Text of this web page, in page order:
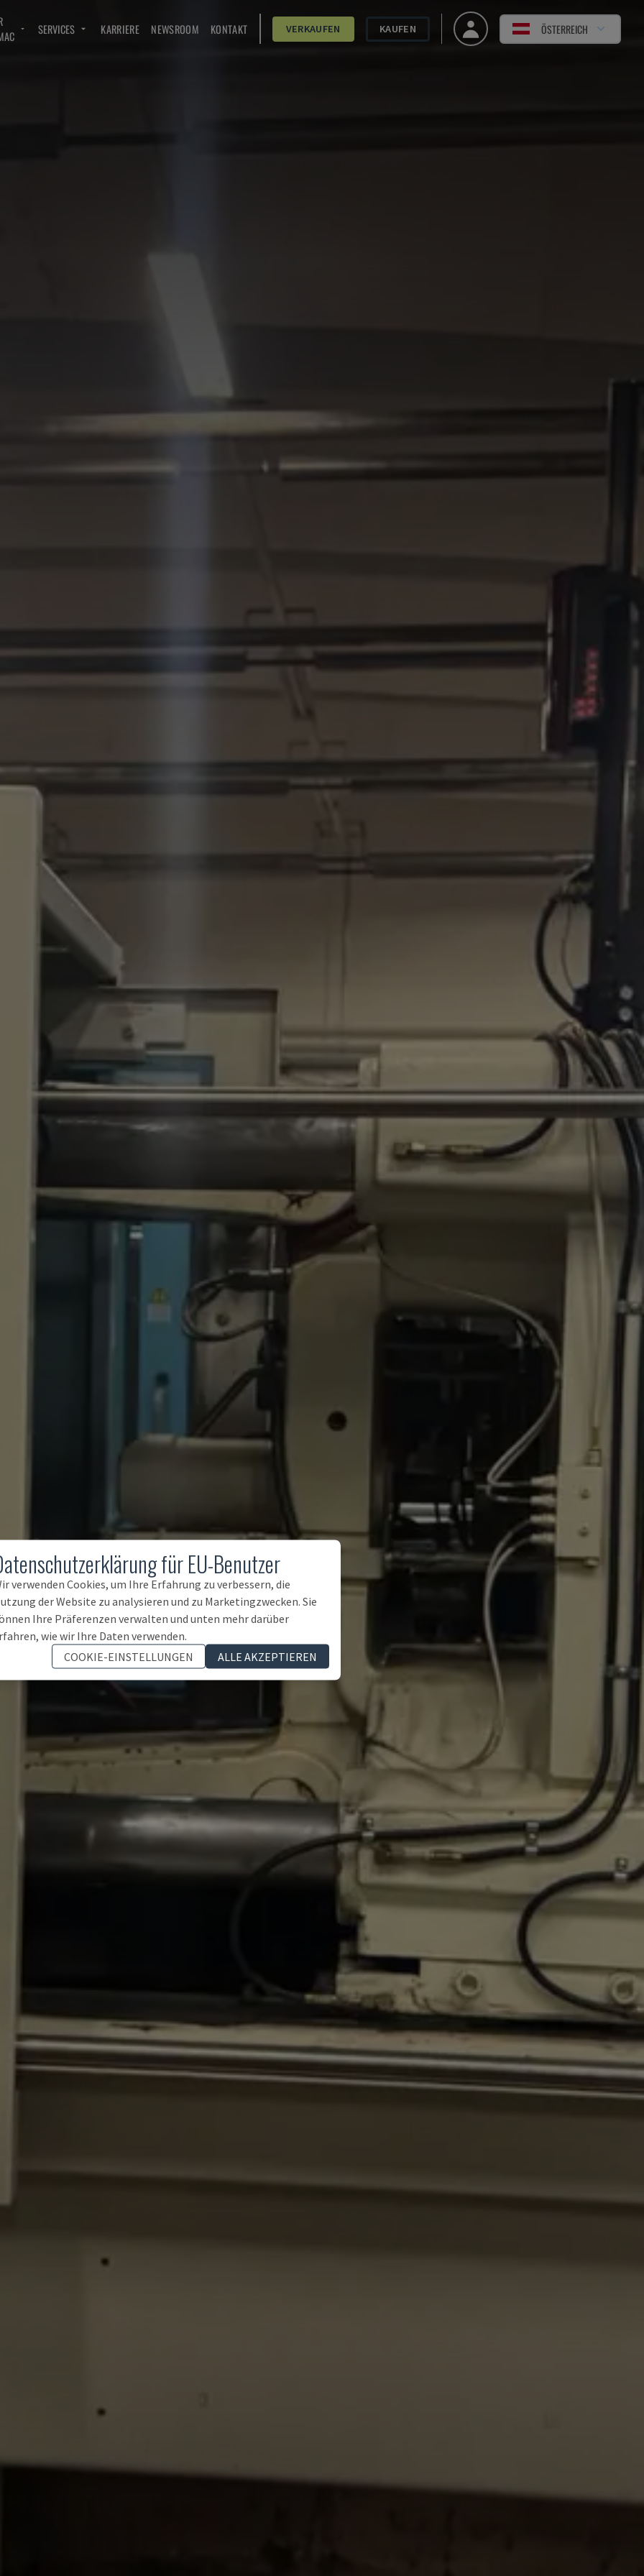
SERVICES KARRIERE NEWSROOM KONTAKT VERKAUFEN KAUFEN ÖSTERREICH
für EU-Benutzer
verwenden Cookies, um Ihre Erfahrung zu verbessern, die
der Website zu analysieren und zu Marketingzwecken. Sie
Ihre Präferenzen verwalten und unten mehr darüber
wie wir Ihre Daten verwenden.
COOKIE-EINSTELLUNGEN
ALLE AKZEPTIEREN